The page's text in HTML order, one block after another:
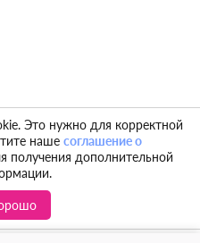
Это нужно для корректной
наше соглашение о
получения дополнительной